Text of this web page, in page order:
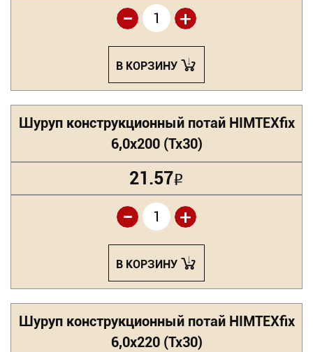
+
-
В КОРЗИНУ
Шуруп конструкционный потай HIMTEXfix
6,0х200 (Tx30)
21.57Р
+
-
В КОРЗИНУ
Шуруп конструкционный потай HIMTEXfix
6,0х220 (Tx30)